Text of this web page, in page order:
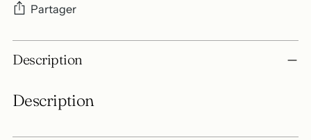
Partager
un
à
Description
Description